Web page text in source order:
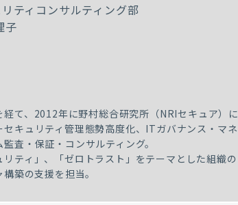
ティコンサルティング部
子
て、2012年に野村総合研究所（NRIセキュア）に
キュリティ管理態勢高度化、ITガバナンス・マネ
査・保証・コンサルティング。
ティ」、「ゼロトラスト」をテーマとした組織の
築の支援を担当。